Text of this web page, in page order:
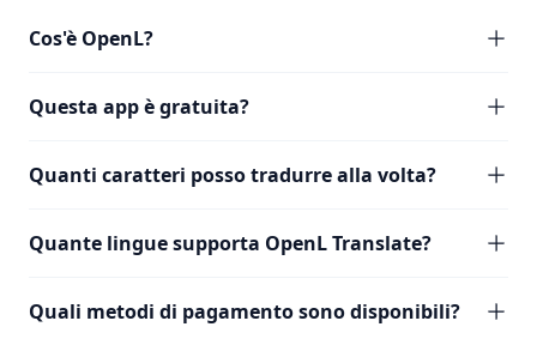
Cos'è OpenL?
Questa app è gratuita?
Quanti caratteri posso tradurre alla volta?
Quante lingue supporta OpenL Translate?
Quali metodi di pagamento sono disponibili?